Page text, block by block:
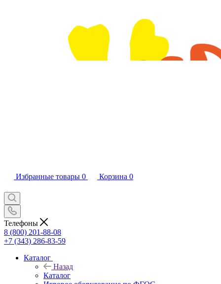
Избранные товары 0 Корзина 0
Телефоны
8 (800) 201-88-08
+7 (343) 286-83-59
Каталог
Назад
Каталог